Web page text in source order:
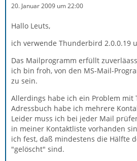
20. Januar 2009 um 22:00
Hallo Leuts,
ich verwende Thunderbird 2.0.0.19
Das Mailprogramm erfüllt
ich bin froh, von den MS-Mail-
zu sein.
Allerdings habe ich ein Problem mit
Adressbuch habe ich mehrere
Leider muss ich bei jeder Mail
in meiner Kontaktliste vorhanden
ich fest, daß mindestens die Hälfte
"gelöscht" sind.